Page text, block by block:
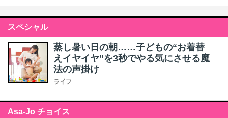
スペシャル
蒸し暑い日の朝……子どもの“お着替
えイヤイヤ”を3秒でやる気にさせる魔
法の声掛け
ライフ
Asa-Jo チョイス